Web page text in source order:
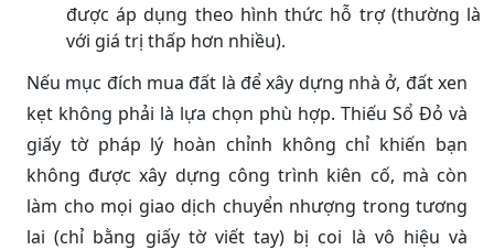
được áp dụng theo hình thức hỗ trợ (thường là
với giá trị thấp hơn nhiều).
Nếu mục đích mua đất là để xây dựng nhà ở, đất xen
kẹt không phải là lựa chọn phù hợp. Thiếu Sổ Đỏ và
giấy tờ pháp lý hoàn chỉnh không chỉ khiến bạn
không được xây dựng công trình kiên cố, mà còn
làm cho mọi giao dịch chuyển nhượng trong tương
lai (chỉ bằng giấy tờ viết tay) bị coi là vô hiệu và